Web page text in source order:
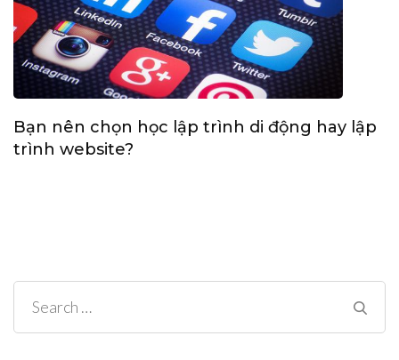
Bạn nên chọn học lập trình di động hay lập
trình website?
Search
for: